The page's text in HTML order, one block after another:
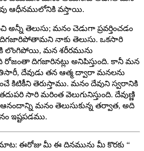
ఆధీనములోనికి వస్తాయి.
అన్నీ తెలుసు; మనం చెడుగా ప్రవర్తించడం
దిగజారిపోతామని నాకు తెలుసు. ఒకసారి
లొంగిపోయి, మన శరీరమును
దిగజారినట్లు అనిపిస్తుంది. కానీ మన
దేవుడు తన ఆత్మ ద్వారా మనలను
తెరుస్తాము. మనం దేవుని స్వరానికి
సారి మరింత వెలుగునిస్తుంది. దేవుణ్ణి
ఆనందాన్ని మనం తెలుసుకున్న తర్వాత, అది
ఇష్టపడము.
ఈరోజు మీ ఈ దినమును మీ కొరకు “